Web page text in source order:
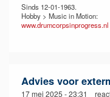
Sinds 12-01-1963.
Hobby > Music in Motion:
www.drumcorpsinprogress.nl
Advies voor
17 mei 2025 - 23:31